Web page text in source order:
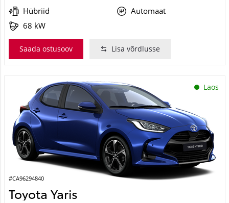
Hübriid
Automaat
68 kW
Saada ostusoov Lisa võrdlusse
Laos
#CA96294840
Toyota Yaris